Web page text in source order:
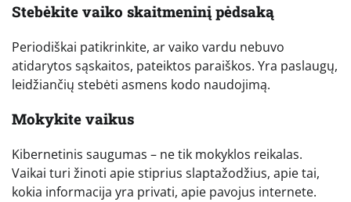
Stebėkite vaiko skaitmeninį pėdsaką
Periodiškai patikrinkite, ar vaiko vardu nebuvo
atidarytos sąskaitos, pateiktos paraiškos. Yra paslaugų,
leidžiančių stebėti asmens kodo naudojimą.
Mokykite vaikus
Kibernetinis saugumas – ne tik mokyklos reikalas.
Vaikai turi žinoti apie stiprius slaptažodžius, apie tai,
kokia informacija yra privati, apie pavojus internete.